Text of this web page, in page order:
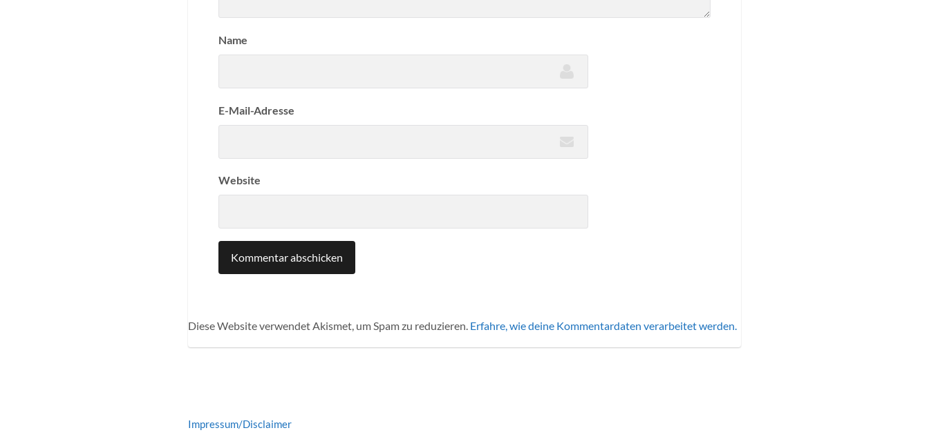
Name
E-Mail-Adresse
Website
Diese Website verwendet Akismet, um Spam zu reduzieren. Erfahre, wie deine Kommentardaten verarbeitet werden.
Impressum/Disclaimer